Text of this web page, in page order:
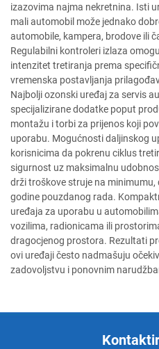
izazovima najma nekretnina. Isti
mali automobil može jednako
automobile, kampera, brodove ili
Regulabilni kontroleri izlaza
intenzitet tretiranja prema
vremenska postavljanja
Najbolji ozonski uređaj za servis
specijalizirane dodatke poput
montažu i torbi za prijenos koji
uporabu. Mogućnosti daljinskog
korisnicima da pokrenu ciklus
sigurnost uz maksimalnu
drži troškove struje na
godine pouzdanog rada.
uređaja za uporabu u
vozilima, radionicama ili
dragocjenog prostora. Rezultati
ovi uređaji često nadmašuju
zadovoljstvu i ponovnim